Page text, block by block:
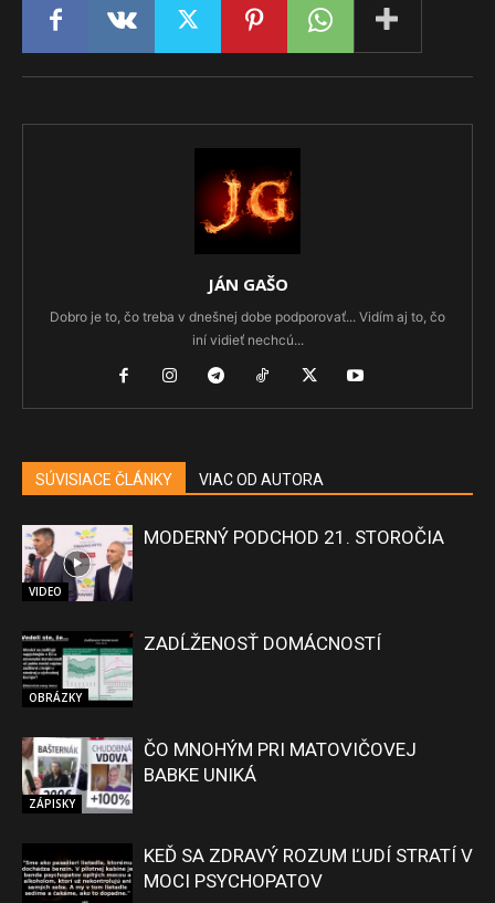
JÁN GAŠO
Dobro je to, čo treba v dnešnej dobe podporovať... Vidím aj to, čo
iní vidieť nechcú...
SÚVISIACE ČLÁNKY VIAC OD AUTORA
VIDEO
MODERNÝ PODCHOD 21. STOROČIA
OBRÁZKY
ZADĹŽENOSŤ DOMÁCNOSTÍ
ZÁPISKY
ČO MNOHÝM PRI MATOVIČOVEJ
BABKE UNIKÁ
KEĎ SA ZDRAVÝ ROZUM ĽUDÍ STRATÍ V
MOCI PSYCHOPATOV